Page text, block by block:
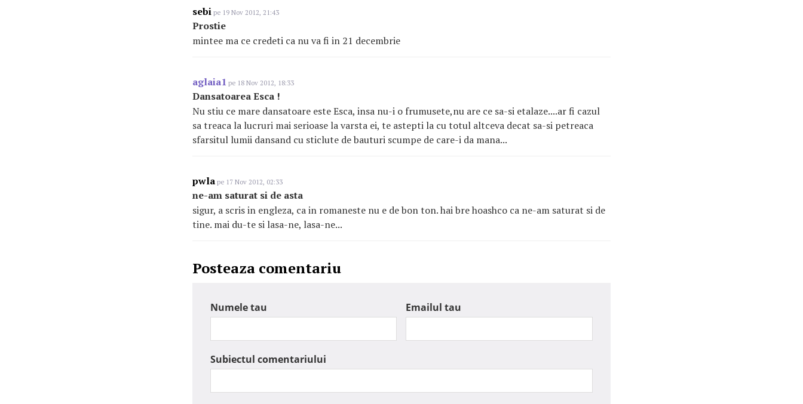
sebi pe 19 Nov 2012, 21:43
Prostie
mintee ma ce credeti ca nu va fi in 21 decembrie
aglaia1 pe 18 Nov 2012, 18:33
Dansatoarea Esca !
Nu stiu ce mare dansatoare este Esca, insa nu-i o frumusete,nu are ce sa-si etalaze....ar fi cazul
sa treaca la lucruri mai serioase la varsta ei, te astepti la cu totul altceva decat sa-si petreaca
sfarsitul lumii dansand cu sticlute de bauturi scumpe de care-i da mana...
pwla pe 17 Nov 2012, 02:33
ne-am saturat si de asta
sigur, a scris in engleza, ca in romaneste nu e de bon ton. hai bre hoashco ca ne-am saturat si de
tine. mai du-te si lasa-ne, lasa-ne...
Posteaza comentariu
Numele tau Emailul tau
Subiectul comentariului